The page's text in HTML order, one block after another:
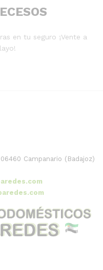
en tu seguro ¡Vente a
06460 Campanario (Badajoz)